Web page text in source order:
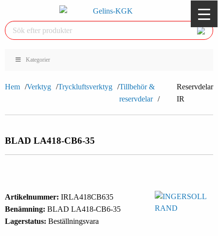
Kategorier
Hem Verktyg Tryckluftsverktyg
Tillbehör &
reservdelar
Reservdelar
IR
BLAD LA418-CB6-35
Artikelnummer: IRLA418CB635
Benämning: BLAD LA418-CB6-35
Lagerstatus: Beställningsvara